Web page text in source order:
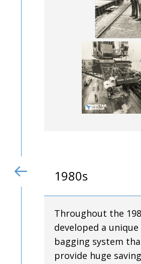
1980s
Throughout the
developed a
bagging system
provide huge